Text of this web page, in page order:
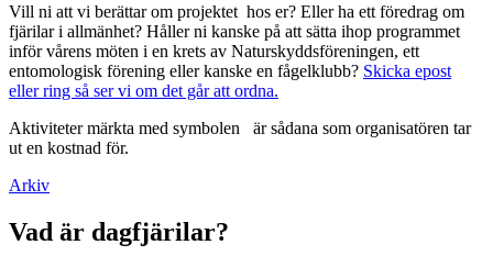
Vill ni att vi berättar om projektet hos er? Eller ha ett föredrag om
fjärilar i allmänhet? Håller ni kanske på att sätta ihop programmet
inför vårens möten i en krets av Naturskyddsföreningen, ett
entomologisk förening eller kanske en fågelklubb? Skicka epost
eller ring så ser vi om det går att ordna.
Aktiviteter märkta med symbolen
är sådana som organisatören tar
ut en kostnad för.
Arkiv
Vad är dagfjärilar?